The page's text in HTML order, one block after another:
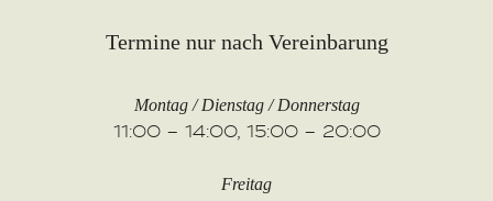
Termine nur nach Vereinbarung
Montag / Dienstag / Donnerstag
11:00 – 14:00, 15:00 – 20:00
Freitag